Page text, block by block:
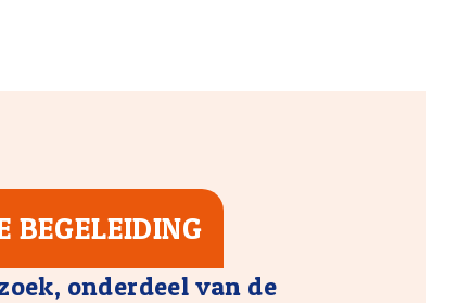
BEGELEIDING
onderdeel van de